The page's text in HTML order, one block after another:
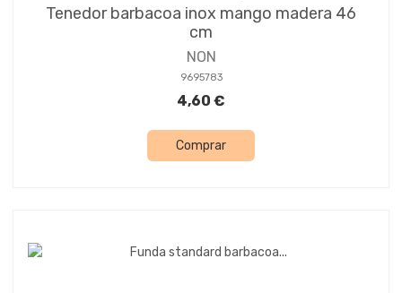
Tenedor barbacoa inox mango madera 46
cm
NON
9695783
4,60 €
Comprar